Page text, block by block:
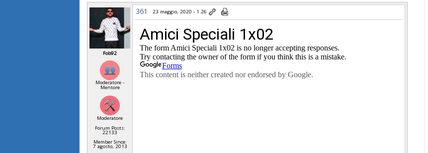
Fob92
Moderatore -
Mentore
Moderatore
Forum Posts:
22133
Member Since:
7 agosto, 2013
361 23 maggio, 2020 - 1:26